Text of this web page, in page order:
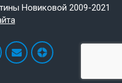
Новиковой 2009-2021